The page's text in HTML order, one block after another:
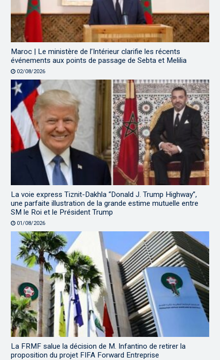
Maroc | Le ministère de l’Intérieur clarifie les récents
événements aux points de passage de Sebta et Melilia
02/08/2026
La voie express Tiznit-Dakhla “Donald J. Trump Highway”,
une parfaite illustration de la grande estime mutuelle entre
SM le Roi et le Président Trump
01/08/2026
La FRMF salue la décision de M. Infantino de retirer la
proposition du projet FIFA Forward Entreprise